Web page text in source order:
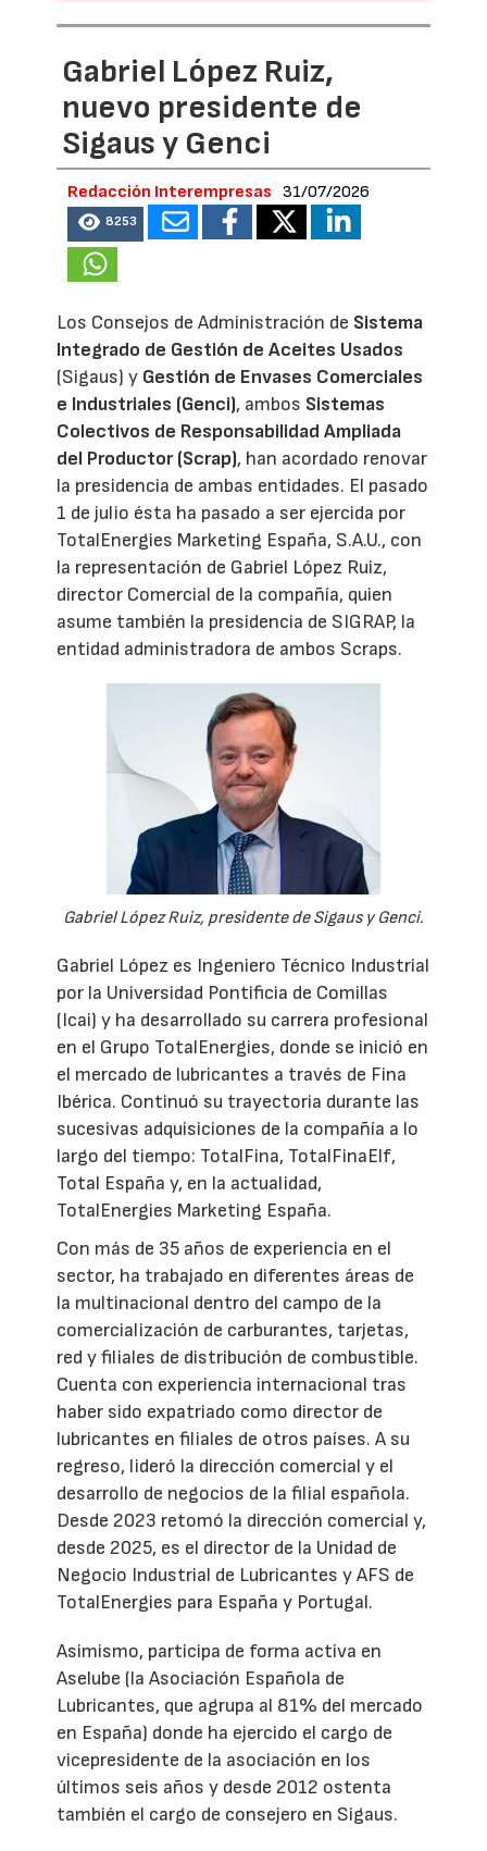
Gabriel López Ruiz,
nuevo presidente de
Sigaus y Genci
Redacción Interempresas 31/07/2026
8253
Los Consejos de Administración de Sistema
Integrado de Gestión de Aceites Usados
(Sigaus) y Gestión de Envases Comerciales
e Industriales (Genci), ambos Sistemas
Colectivos de Responsabilidad Ampliada
del Productor (Scrap), han acordado renovar
la presidencia de ambas entidades. El pasado
1 de julio ésta ha pasado a ser ejercida por
TotalEnergies Marketing España, S.A.U., con
la representación de Gabriel López Ruiz,
director Comercial de la compañía, quien
asume también la presidencia de SIGRAP, la
entidad administradora de ambos Scraps.
Gabriel López Ruiz, presidente de Sigaus y Genci.
Gabriel López es Ingeniero Técnico Industrial
por la Universidad Pontificia de Comillas
(Icai) y ha desarrollado su carrera profesional
en el Grupo TotalEnergies, donde se inició en
el mercado de lubricantes a través de Fina
Ibérica. Continuó su trayectoria durante las
sucesivas adquisiciones de la compañía a lo
largo del tiempo: TotalFina, TotalFinaElf,
Total España y, en la actualidad,
TotalEnergies Marketing España.
Con más de 35 años de experiencia en el
sector, ha trabajado en diferentes áreas de
la multinacional dentro del campo de la
comercialización de carburantes, tarjetas,
red y filiales de distribución de combustible.
Cuenta con experiencia internacional tras
haber sido expatriado como director de
lubricantes en filiales de otros países. A su
regreso, lideró la dirección comercial y el
desarrollo de negocios de la filial española.
Desde 2023 retomó la dirección comercial y,
desde 2025, es el director de la Unidad de
Negocio Industrial de Lubricantes y AFS de
TotalEnergies para España y Portugal.
Asimismo, participa de forma activa en
Aselube (la Asociación Española de
Lubricantes, que agrupa al 81% del mercado
en España) donde ha ejercido el cargo de
vicepresidente de la asociación en los
últimos seis años y desde 2012 ostenta
también el cargo de consejero en Sigaus.